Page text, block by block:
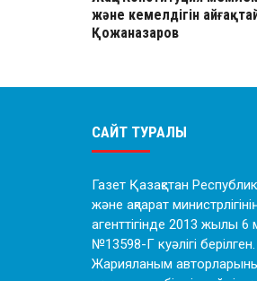
және кемелдігін
Қожаназаров
САЙТ ТУРАЛЫ
Газет Қазақстан
және ақпарат
агенттігінде 2013 жылы 6
№13598-Г куәлігі берілген.
Жарияланым